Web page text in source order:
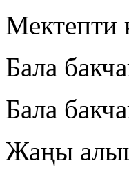
Мектепти
Бала
Бала
Жаңы